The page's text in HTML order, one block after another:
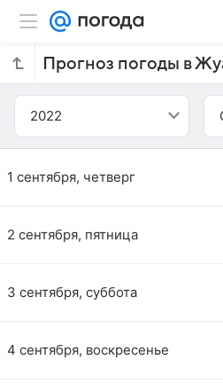
2022
1 сентября, четверг
2 сентября, пятница
3 сентября, суббота
4 сентября, воскресенье